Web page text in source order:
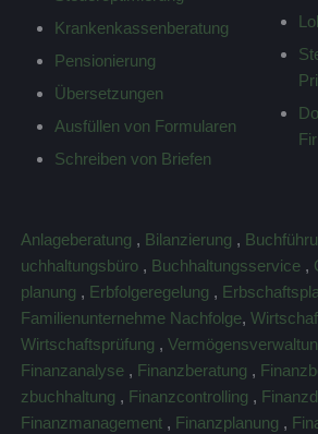
Krankenkassenberatung
Pensionierung
Übersetzungen
Ausfüllen von Formularen
Schreiben von Briefen
Anlageberatung , Bilanzierung ,
uchhaltungsbüro , Buchhaltungsservice ,
planung , Erbfolgeregelung ,
Familienunternehme Nachfolge,
Wirtschaftsprüfung ,
Finanzanalyse , Finanzberatung ,
zbuchhaltung , Finanzcontrolling ,
Finanzmanagement , Finanzplanung ,